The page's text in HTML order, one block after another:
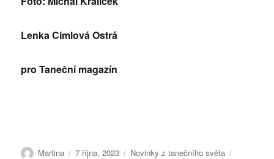
Lenka Cimlová Ostrá
pro Taneční magazín
Autor:
Martina Publikováno:
7 října, 2023 Rubriky:
Novinky z tanečního světa